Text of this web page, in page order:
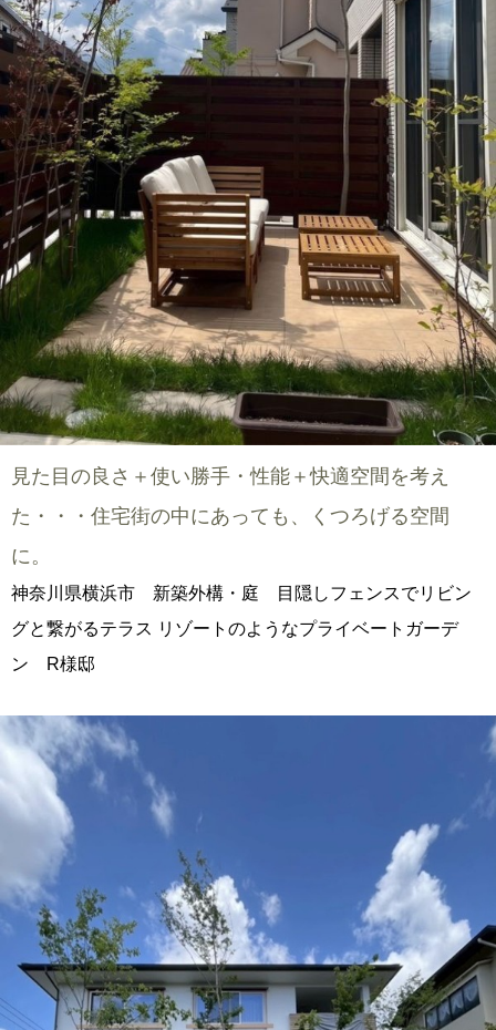
見た目の良さ＋使い勝手・性能＋快適空間を考え
た・・・住宅街の中にあっても、くつろげる空間
に。
神奈川県横浜市 新築外構・庭 目隠しフェンスでリビン
グと繋がるテラス リゾートのようなプライベートガーデ
ン R様邸